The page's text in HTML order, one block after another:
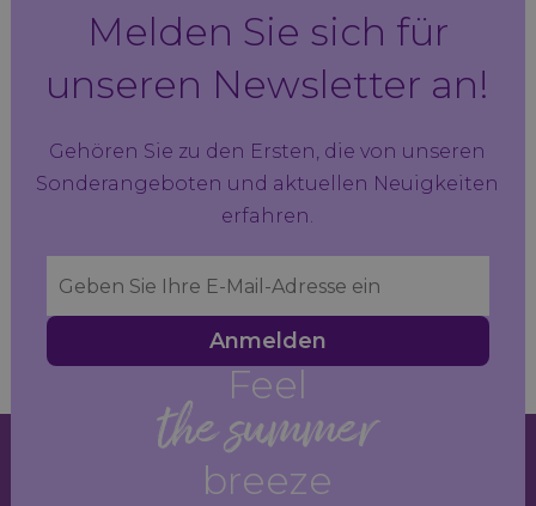
Melden Sie sich für
unseren Newsletter an!
Gehören Sie zu den Ersten, die von unseren
Sonderangeboten und aktuellen Neuigkeiten
erfahren.
Anmelden
Feel
the summer
breeze